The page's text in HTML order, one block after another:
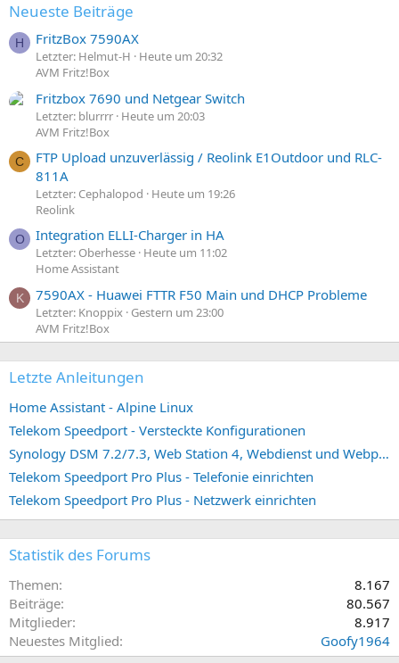
Neueste Beiträge
H FritzBox 7590AX
Letzter: Helmut-H
Heute um 20:32
AVM Fritz!Box
Fritzbox 7690 und Netgear Switch
Letzter: blurrrr Heute um 20:03
AVM Fritz!Box
C
FTP Upload unzuverlässig / Reolink E1Outdoor und RLC-
811A
Letzter: Cephalopod
Heute um 19:26
Reolink
O Integration ELLI-Charger in HA
Letzter: Oberhesse Heute um 11:02
Home Assistant
K 7590AX - Huawei FTTR F50 Main und DHCP Probleme
Letzter: Knoppix
Gestern um 23:00
AVM Fritz!Box
Letzte Anleitungen
Home Assistant - Alpine Linux
Telekom Speedport - Versteckte Konfigurationen
Synology DSM 7.2/7.3, Web Station 4, Webdienst und Webportal erstellen (ehemals vHost)
Telekom Speedport Pro Plus - Telefonie einrichten
Telekom Speedport Pro Plus - Netzwerk einrichten
Statistik des Forums
Themen
8.167
Beiträge
80.567
Mitglieder
8.917
Neuestes Mitglied
Goofy1964